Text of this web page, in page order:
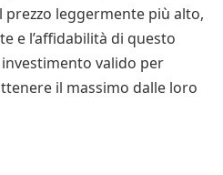
leggermente più alto,
e l’affidabilità di questo
valido per
il massimo dalle loro